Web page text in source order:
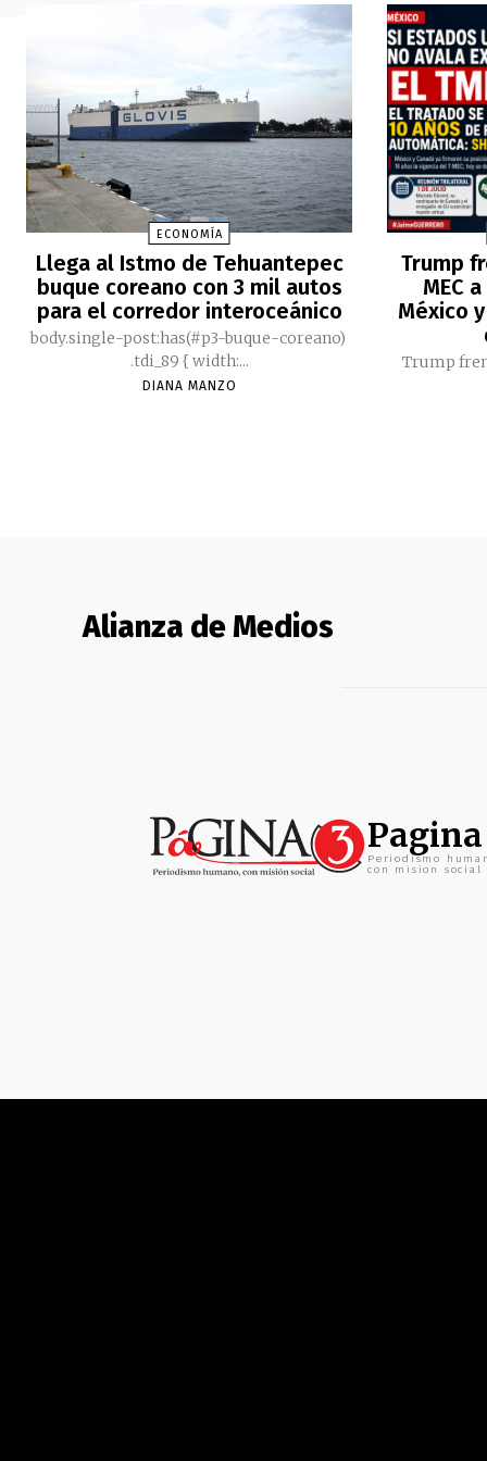
ECONOMÍA
Llega al Istmo de Tehuantepec
buque coreano con 3 mil autos
para el corredor interoceánico
body.single-post:has(#p3-buque-coreano)
.tdi_89 { width:...
DIANA MANZO
Trump
MEC
México
Trump
Alianza de Medios
Periodismo
con mision social